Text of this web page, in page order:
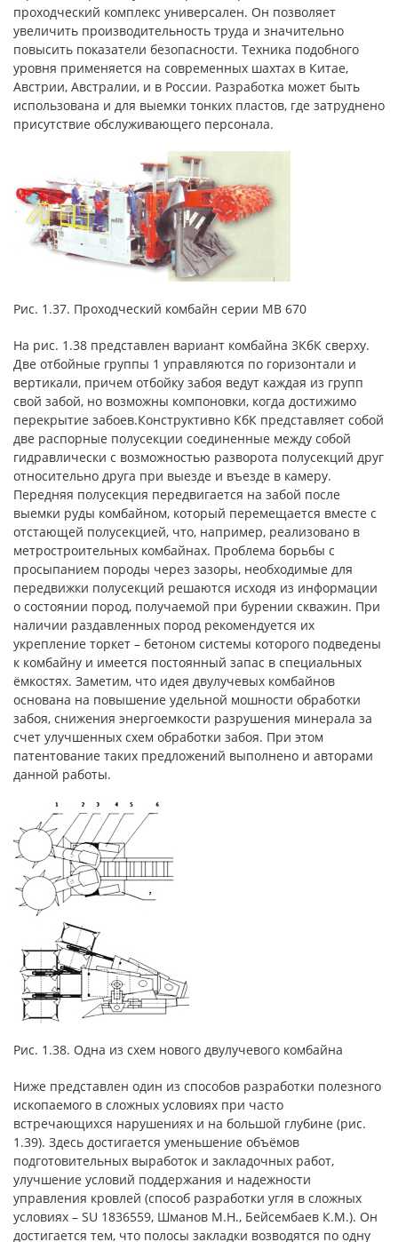
проходческий комплекс универсален. Он позволяет
увеличить производительность труда и значительно
повысить показатели безопасности. Техника подобного
уровня применяется на современных шахтах в Китае,
Австрии, Австралии, и в России. Разработка может быть
использована и для выемки тонких пластов, где затруднено
присутствие обслуживающего персонала.
Рис. 1.37. Проходческий комбайн серии МВ 670
На рис. 1.38 представлен вариант комбайна 3КбК сверху.
Две отбойные группы 1 управляются по горизонтали и
вертикали, причем отбойку забоя ведут каждая из групп
свой забой, но возможны компоновки, когда достижимо
перекрытие забоев.Конструктивно КбК представляет собой
две распорные полусекции соединенные между собой
гидравлически с возможностью разворота полусекций друг
относительно друга при выезде и въезде в камеру.
Передняя полусекция передвигается на забой после
выемки руды комбайном, который перемещается вместе с
отстающей полусекцией, что, например, реализовано в
метростроительных комбайнах. Проблема борьбы с
просыпанием породы через зазоры, необходимые для
передвижки полусекций решаются исходя из информации
о состоянии пород, получаемой при бурении скважин. При
наличии раздавленных пород рекомендуется их
укрепление торкет – бетоном системы которого подведены
к комбайну и имеется постоянный запас в специальных
ёмкостях. Заметим, что идея двулучевых комбайнов
основана на повышение удельной мошности обработки
забоя, снижения энергоемкости разрушения минерала за
счет улучшенных схем обработки забоя. При этом
патентование таких предложений выполнено и авторами
данной работы.
Рис. 1.38. Одна из схем нового двулучевого комбайна
Ниже представлен один из способов разработки полезного
ископаемого в сложных условиях при часто
встречающихся нарушениях и на большой глубине (рис.
1.39). Здесь достигается уменьшение объёмов
подготовительных выработок и закладочных работ,
улучшение условий поддержания и надежности
управления кровлей (способ разработки угля в сложных
условиях – SU 1836559, Шманов М.Н., Бейсембаев К.М.). Он
достигается тем, что полосы закладки возводятся по одну